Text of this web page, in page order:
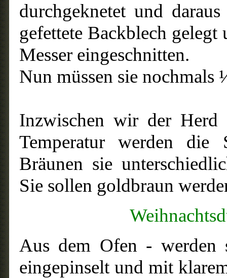
durchgeknetet und
gefettete Backblech
Messer eingeschnitten.
Nun müssen sie nochmals
Inzwischen wir der Herd
Temperatur werden die
Bräunen sie
Sie sollen goldbraun
Aus dem Ofen - werden
eingepinselt und mit